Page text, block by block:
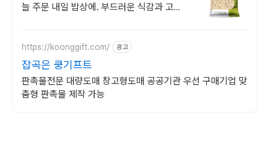
늘 주문 내일 밥상에. 부드러운 식감과 고소
https://koonggift.com/ 광고
잡곡은 쿵기프트
판촉물전문 대량도매 창고형도매 공공기관 우선 구매기업 맞
춤형 판촉물 제작 가능